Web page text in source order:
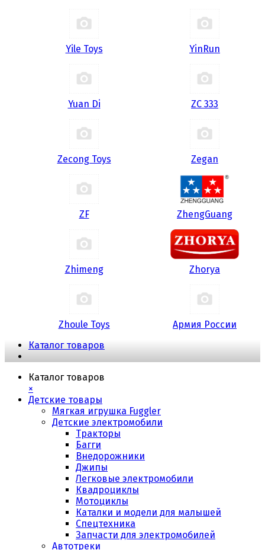
Yile Toys YinRun
Yuan Di ZC 333
Zecong Toys Zegan
ZF ZhengGuang
Zhimeng Zhorya
Zhoule Toys
Армия России
Каталог товаров
Каталог товаров
×
Детские товары
Мягкая игрушка Fuggler
Детские электромобили
Тракторы
Багги
Внедорожники
Джипы
Легковые электромобили
Квадроциклы
Мотоциклы
Каталки и модели для малышей
Спецтехника
Запчасти для электромобилей
Автотреки